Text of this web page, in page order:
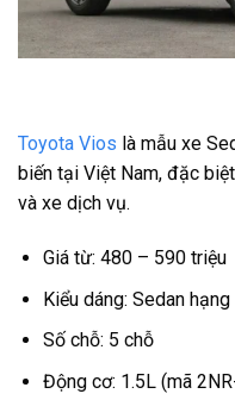
Toyota Vios là mẫu xe
biến tại Việt Nam, đặc
và xe dịch vụ.
Giá từ: 480 – 590 triệu
Kiểu dáng: Sedan hạng
Số chỗ: 5 chỗ
Động cơ: 1.5L (mã